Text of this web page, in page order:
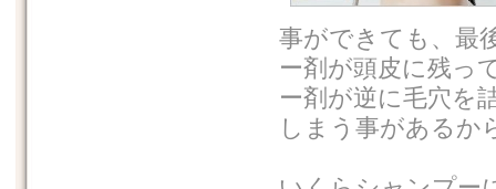
事ができても、最
ー剤が頭皮に残っ
ー剤が逆に毛穴を
しまう事があるか